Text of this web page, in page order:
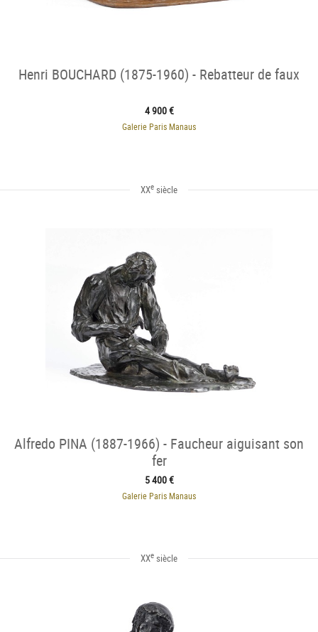
Henri BOUCHARD (1875-1960) - Rebatteur de faux
4 900 €
Galerie Paris Manaus
XXe siècle
Alfredo PINA (1887-1966) - Faucheur aiguisant son
fer
5 400 €
Galerie Paris Manaus
XXe siècle